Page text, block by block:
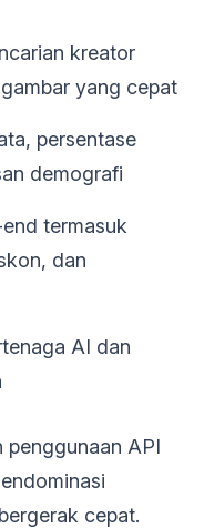
kreator
yang cepat
persentase
demografi
termasuk
dan
AI dan
penggunaan API
cepat.